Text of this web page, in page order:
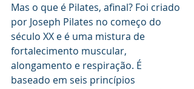
Mas o que é Pilates, afinal? Foi criado
por Joseph Pilates no começo do
século XX e é uma mistura de
fortalecimento muscular,
alongamento e respiração. É
baseado em seis princípios